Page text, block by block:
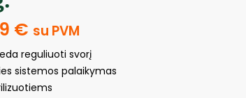
€ su PVM
reguliuoti svorį
sistemos palaikymas